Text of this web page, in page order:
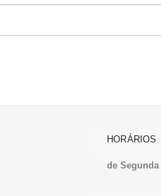
HORÁRIOS
de Segunda